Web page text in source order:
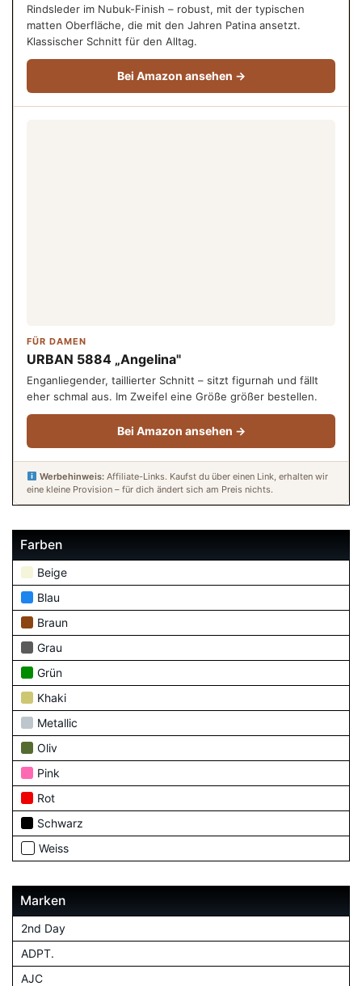
Rindsleder im Nubuk-Finish – robust, mit der typischen
matten Oberfläche, die mit den Jahren Patina ansetzt.
Klassischer Schnitt für den Alltag.
Bei Amazon ansehen →
FÜR DAMEN
URBAN 5884 „Angelina"
Enganliegender, taillierter Schnitt – sitzt figurnah und fällt
eher schmal aus. Im Zweifel eine Größe größer bestellen.
Bei Amazon ansehen →
Werbehinweis:Affiliate-Links. Kaufst du über einen Link, erhalten wir
eine kleine Provision – für dich ändert sich am Preis nichts.
Farben
Beige
Blau
Braun
Grau
Grün
Khaki
Metallic
Oliv
Pink
Rot
Schwarz
Weiss
Marken
2nd Day
ADPT.
AJC